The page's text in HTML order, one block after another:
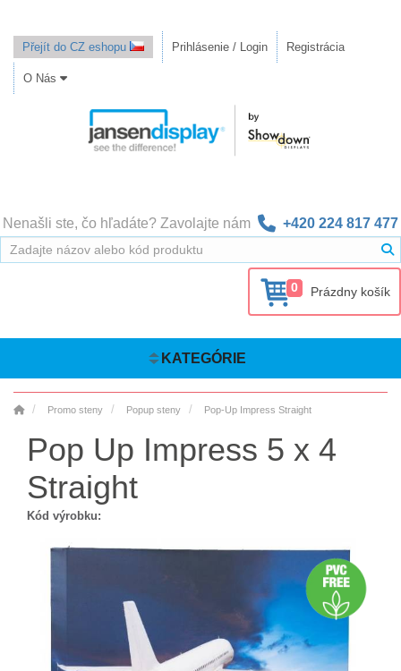
Přejít do CZ eshopu Prihlásenie / Login Registrácia
O Nás
Nenašli ste, čo hľadáte? Zavolajte nám +420 224 817 477
0 Prázdny košík
KATEGÓRIE
Promo steny Popup steny Pop-Up Impress Straight
Pop Up Impress 5 x 4
Straight
Kód výrobku: